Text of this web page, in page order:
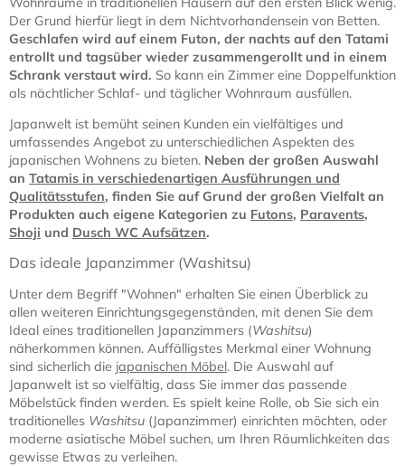
Der Grund hierfür liegt in dem Nichtvorhandensein von Betten.
Geschlafen wird auf einem Futon, der nachts auf den Tatami
entrollt und tagsüber wieder zusammengerollt und in einem
Schrank verstaut wird. So kann ein Zimmer eine Doppelfunktion
als nächtlicher Schlaf- und täglicher Wohnraum ausfüllen.
Japanwelt ist bemüht seinen Kunden ein vielfältiges und
umfassendes Angebot zu unterschiedlichen Aspekten des
japanischen Wohnens zu bieten. Neben der großen Auswahl
an Tatamis in verschiedenartigen Ausführungen und
Qualitätsstufen, finden Sie auf Grund der großen Vielfalt an
Produkten auch eigene Kategorien zu Futons, Paravents,
Shoji und Dusch WC Aufsätzen.
Das ideale Japanzimmer (Washitsu)
Unter dem Begriff "Wohnen" erhalten Sie einen Überblick zu
allen weiteren Einrichtungsgegenständen, mit denen Sie dem
Ideal eines traditionellen Japanzimmers (Washitsu)
näherkommen können. Auffälligstes Merkmal einer Wohnung
sind sicherlich die japanischen Möbel. Die Auswahl auf
Japanwelt ist so vielfältig, dass Sie immer das passende
Möbelstück finden werden. Es spielt keine Rolle, ob Sie sich ein
traditionelles Washitsu (Japanzimmer) einrichten möchten, oder
moderne asiatische Möbel suchen, um Ihren Räumlichkeiten das
gewisse Etwas zu verleihen.